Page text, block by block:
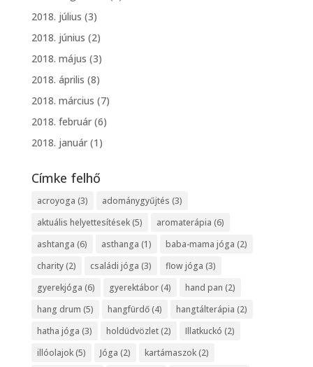
2018. július (3)
2018. június (2)
2018. május (3)
2018. április (8)
2018. március (7)
2018. február(6)
2018. január(1)
Címke felhő
acroyoga (3) adománygyűjtés (3)
aktuális helyettesítések(5) aromaterápia (6)
ashtanga (6) asthanga (1) baba-mama jóga (2)
charity(2) családi jóga (3) flow jóga (3)
gyerekjóga (6) gyerektábor(4) hand pan (2)
hang drum (5) hangfürdő(4) hangtálterápia (2)
hatha jóga (3) holdüdvözlet(2) Illatkuckó (2)
illóolajok(5) Jóga (2) kartámaszok(2)